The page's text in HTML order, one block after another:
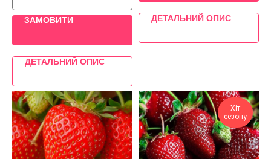
ЗАМОВИТИ
ДЕТАЛЬНИЙ ОПИС
ДЕТАЛЬНИЙ ОПИС
Хіт
сезону